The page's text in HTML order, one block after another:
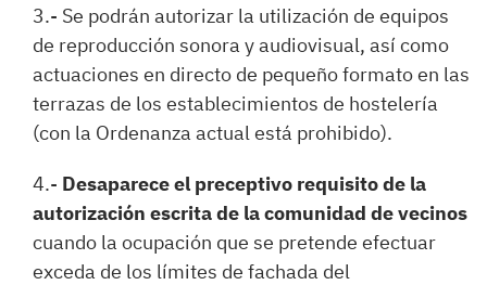
3.- Se podrán autorizar la utilización de equipos
de reproducción sonora y audiovisual, así como
actuaciones en directo de pequeño formato en las
terrazas de los establecimientos de hostelería
(con la Ordenanza actual está prohibido).
4.- Desaparece el preceptivo requisito de la
autorización escrita de la comunidad de vecinos
cuando la ocupación que se pretende efectuar
exceda de los límites de fachada del